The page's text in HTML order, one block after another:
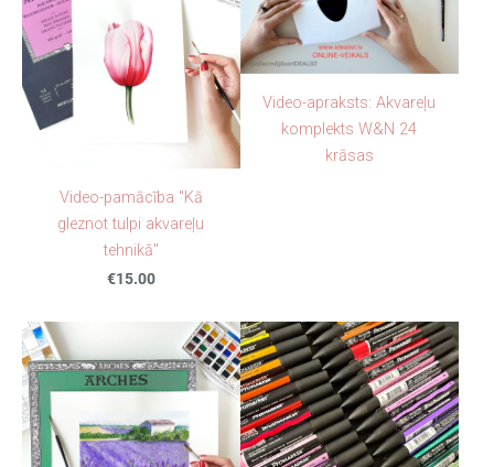
Video-pamācība "Kā
gleznot tulpi akvareļu
tehnikā"
€15.00
Video-apraksts: Akvareļu
komplekts W&N 24
krāsas